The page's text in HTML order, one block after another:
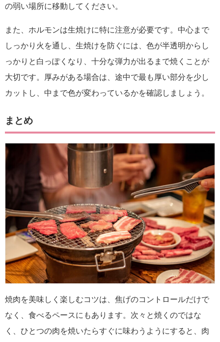
の弱い場所に移動してください。
また、ホルモンは生焼けに特に注意が必要です。中心まで
しっかり火を通し、生焼けを防ぐには、色が半透明からし
っかりと白っぽくなり、十分な弾力が出るまで焼くことが
大切です。厚みがある場合は、途中で最も厚い部分を少し
カットし、中まで色が変わっているかを確認しましょう。
まとめ
焼肉を美味しく楽しむコツは、焦げのコントロールだけで
なく、食べるペースにもあります。次々と焼くのではな
く、ひとつの肉を焼いたらすぐに味わうようにすると、肉